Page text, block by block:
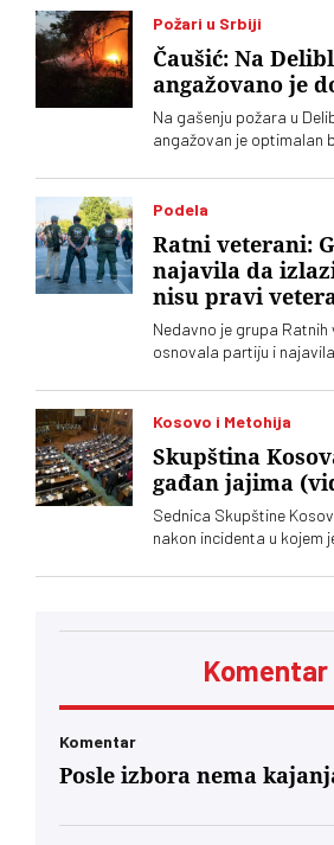
Požari u Srbiji
Čaušić: Na
angažovano je
Na gašenju požara u
angažovan je optimalan
pomoćnik ministra
poslova. Požarom je
Podela
Ratni veterani:
najavila da
nisu pravi
Nedavno je grupa Ratnih
osnovala partiju i najavila
se od njih
Kosovo i Metohija
Skupština
gađan jajima
Sednica Skupštine
nakon incidenta u kojem
premijera Aljbina Kurtija
Komentar
Komentar
Posle izbora nema